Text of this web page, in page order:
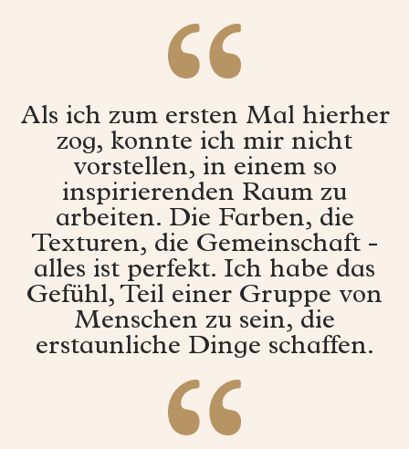
Als ich zum ersten Mal hierher
zog, konnte ich mir nicht
vorstellen, in einem so
inspirierenden Raum zu
arbeiten. Die Farben, die
Texturen, die Gemeinschaft -
alles ist perfekt. Ich habe das
Gefühl, Teil einer Gruppe von
Menschen zu sein, die
erstaunliche Dinge schaffen.